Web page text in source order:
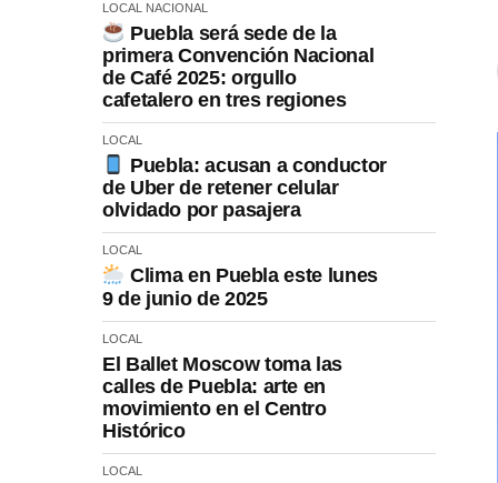
LOCAL NACIONAL
Puebla será sede de la
primera Convención Nacional
de Café 2025: orgullo
cafetalero en tres regiones
LOCAL
Puebla: acusan a conductor
de Uber de retener celular
olvidado por pasajera
LOCAL
Clima en Puebla este lunes
9 de junio de 2025
LOCAL
El Ballet Moscow toma las
calles de Puebla: arte en
movimiento en el Centro
Histórico
LOCAL